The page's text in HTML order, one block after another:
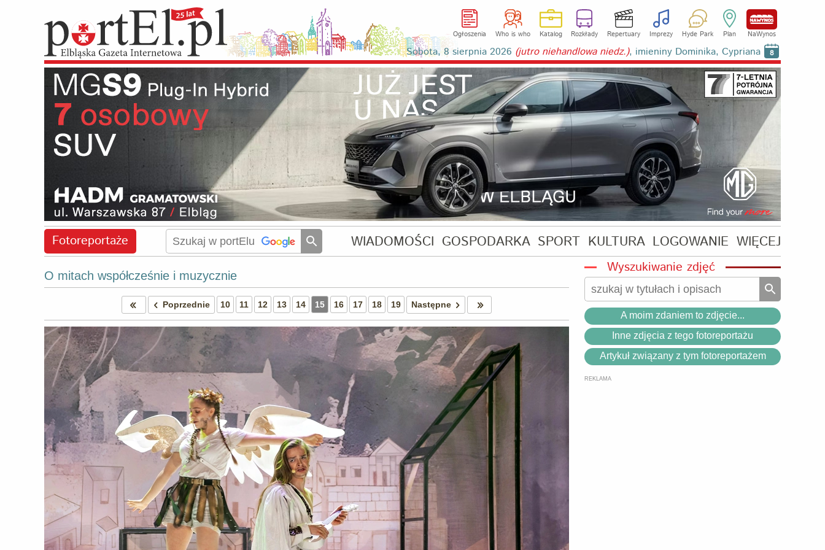
Ogłoszenia Who is who Katalog Rozkłady Repertuary Imprezy Hyde Park Plan NaWynos
Sobota, 8 sierpnia 2026 (jutro niehandlowa niedz.), imieniny Dominika, Cypriana 8
Fotoreportaże WIADOMOŚCI GOSPODARKA SPORT KULTURA LOGOWANIE WIĘCEJ
O mitach współcześnie i muzycznie
Poprzednie 10 11 12 13 14 15 16 17 18 19 Następne
Wyszukiwanie zdjęć
A moim zdaniem to zdjęcie...
Inne zdjęcia z tego fotoreportażu
Artykuł związany z tym fotoreportażem